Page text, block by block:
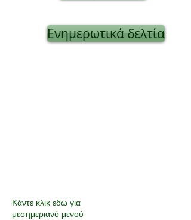
Ενημερωτικά δελτία
Κάντε κλικ εδώ για
μεσημεριανό μενού